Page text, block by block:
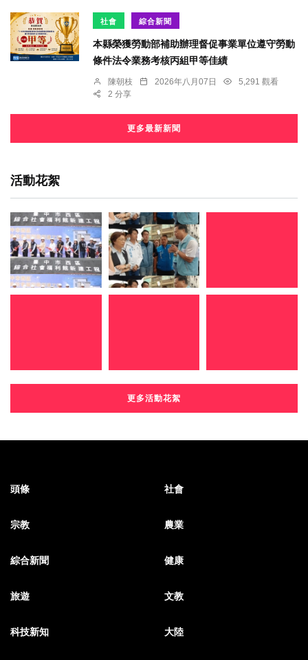
社會 綜合新聞
本縣榮獲勞動部補助辦理督促事業單位遵守勞動
條件法令業務考核丙組甲等佳績
陳朝枝 2026年八月07日
5,291 觀看
2 分享
更多最新新聞
活動花絮
更多活動花絮
頭條 社會
宗教 農業
綜合新聞 健康
旅遊 文教
科技新知 大陸